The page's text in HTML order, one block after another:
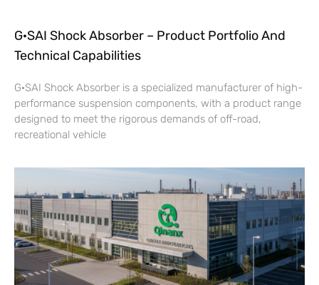
G·SAI Shock Absorber – Product Portfolio And
Technical Capabilities
G·SAI Shock Absorber is a specialized manufacturer of high-
performance suspension components, with a product range
designed to meet the rigorous demands of off-road,
recreational vehicle